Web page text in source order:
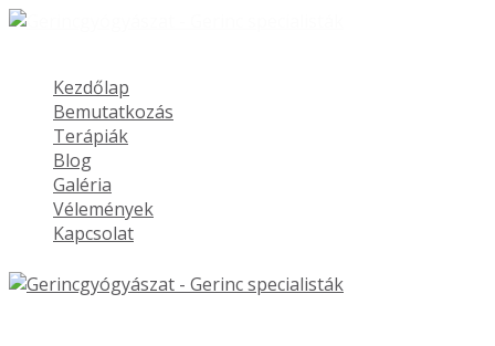
Kezdőlap
Bemutatkozás
Terápiák
Blog
Galéria
Vélemények
Kapcsolat